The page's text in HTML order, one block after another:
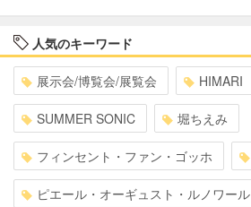
人気のキーワード
展示会/博覧会/展覧会 HIMARI
SUMMER SONIC 堀ちえみ
フィンセント・ファン・ゴッホ
ピエール・オーギュスト・ルノワール